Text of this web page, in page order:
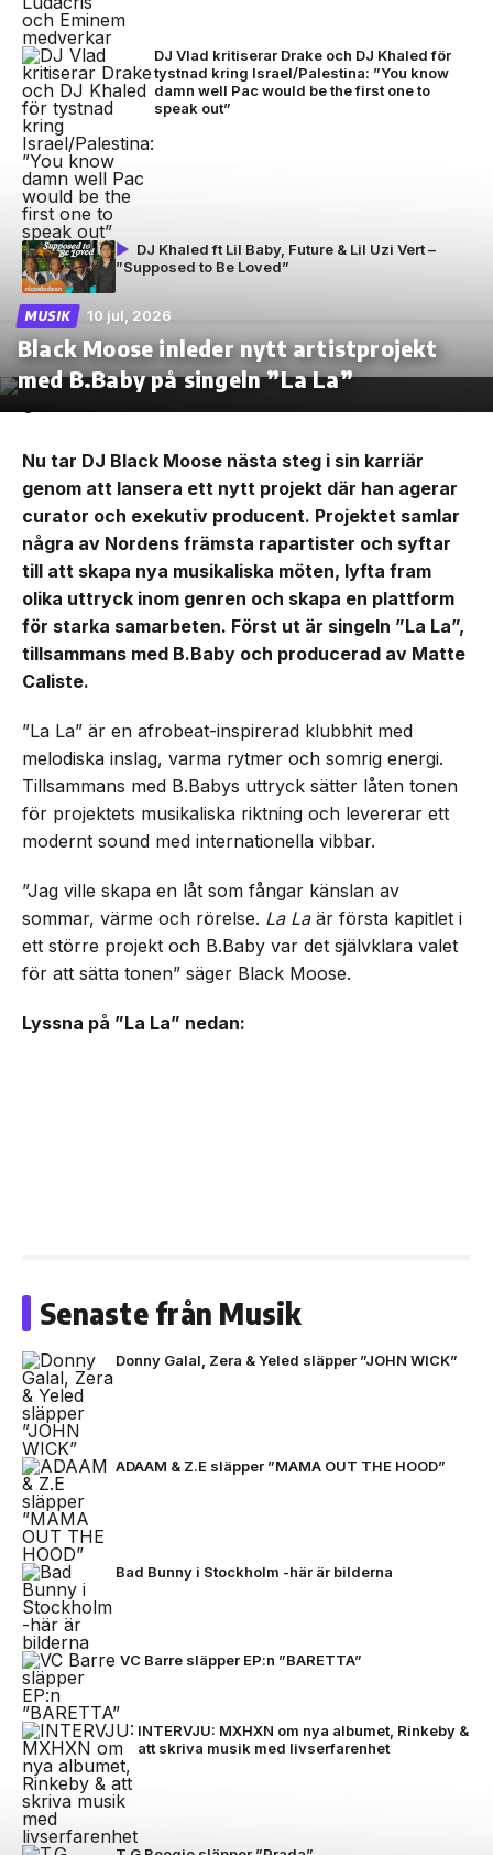
DJ Vlad kritiserar Drake och DJ Khaled för
tystnad kring Israel/Palestina: ”You know
damn well Pac would be the first one to
speak out”
DJ Khaled ft Lil Baby, Future & Lil Uzi Vert –
”Supposed to Be Loved”
MUSIK 10 jul, 2026
Black Moose inleder nytt artistprojekt
med B.Baby på singeln ”La La”
Nu tar DJ Black Moose nästa steg i sin karriär
genom att lansera ett nytt projekt där han agerar
curator och exekutiv producent. Projektet samlar
några av Nordens främsta rapartister och syftar
till att skapa nya musikaliska möten, lyfta fram
olika uttryck inom genren och skapa en plattform
för starka samarbeten. Först ut är singeln ”La La”,
tillsammans med B.Baby och producerad av Matte
Caliste.
”La La” är en afrobeat-inspirerad klubbhit med
melodiska inslag, varma rytmer och somrig energi.
Tillsammans med B.Babys uttryck sätter låten tonen
för projektets musikaliska riktning och levererar ett
modernt sound med internationella vibbar.
”Jag ville skapa en låt som fångar känslan av
sommar, värme och rörelse. La Laär första kapitlet i
ett större projekt och B.Baby var det självklara valet
för att sätta tonen” säger Black Moose.
Lyssna på ”La La” nedan:
Senaste från Musik
Donny Galal, Zera & Yeled släpper ”JOHN WICK”
ADAAM & Z.E släpper ”MAMA OUT THE HOOD”
Bad Bunny i Stockholm -här är bilderna
VC Barre släpper EP:n ”BARETTA”
INTERVJU: MXHXN om nya albumet, Rinkeby &
att skriva musik med livserfarenhet